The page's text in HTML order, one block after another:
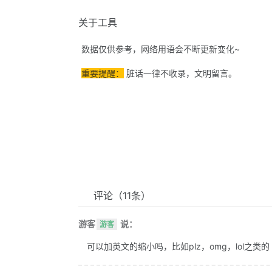
关于工具
数据仅供参考，网络用语会不断更新变化~
重要提醒： 脏话一律不收录，文明留言。
评论 （11条）
游客 游客 说：
可以加英文的缩小吗，比如plz，omg，lol之类的